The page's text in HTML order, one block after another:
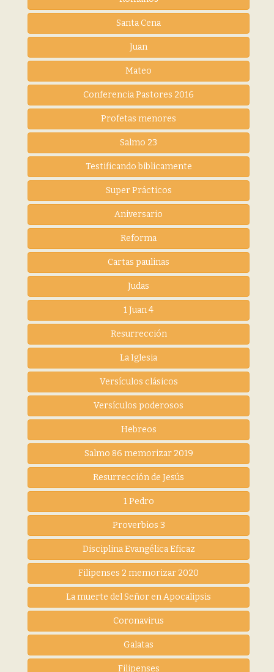
Santa Cena
Juan
Mateo
Conferencia Pastores 2016
Profetas menores
Salmo 23
Testificando biblicamente
Super Prácticos
Aniversario
Reforma
Cartas paulinas
Judas
1 Juan 4
Resurrección
La Iglesia
Versículos clásicos
Versículos poderosos
Hebreos
Salmo 86 memorizar 2019
Resurrección de Jesús
1 Pedro
Proverbios 3
Disciplina Evangélica Eficaz
Filipenses 2 memorizar 2020
La muerte del Señor en Apocalipsis
Coronavirus
Galatas
Filipenses